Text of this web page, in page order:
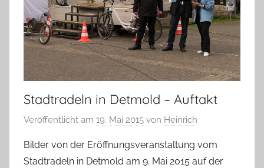
Stadtradeln in Detmold – Auftakt
Veröffentlicht am 19. Mai 2015 von Heinrich
Bilder von der Eröffnungsveranstaltung vom
Stadtradeln in Detmold am 9. Mai 2015 auf der